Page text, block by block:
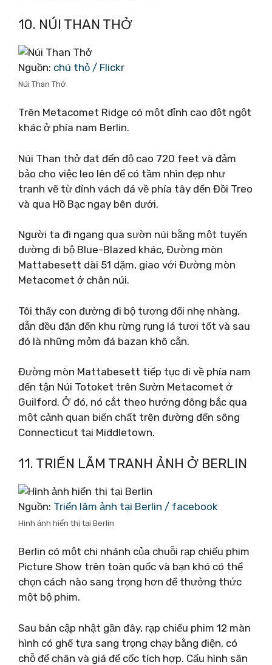
10. NÚI THAN THỞ
Nguồn: chú thỏ / Flickr
Núi Than Thở
Trên Metacomet Ridge có một đỉnh cao đột ngột
khác ở phía nam Berlin.
Núi Than thở đạt đến độ cao 720 feet và đảm
bảo cho việc leo lên để có tầm nhìn đẹp như
tranh vẽ từ đỉnh vách đá về phía tây đến Đồi Treo
và qua Hồ Bạc ngay bên dưới.
Người ta đi ngang qua sườn núi bằng một tuyến
đường đi bộ Blue-Blazed khác, Đường mòn
Mattabesett dài 51 dặm, giao với Đường mòn
Metacomet ở chân núi.
Tôi thấy con đường đi bộ tương đối nhẹ nhàng,
dẫn đều đặn đến khu rừng rụng lá tươi tốt và sau
đó là những mỏm đá bazan khô cằn.
Đường mòn Mattabesett tiếp tục đi về phía nam
đến tận Núi Totoket trên Sườn Metacomet ở
Guilford. Ở đó, nó cắt theo hướng đông bắc qua
một cảnh quan biến chất trên đường đến sông
Connecticut tại Middletown.
11. TRIỂN LÃM TRANH ẢNH Ở BERLIN
Nguồn: Triển lãm ảnh tại Berlin / facebook
Hình ảnh hiển thị tại Berlin
Berlin có một chi nhánh của chuỗi rạp chiếu phim
Picture Show trên toàn quốc và bạn khó có thể
chọn cách nào sang trọng hơn để thưởng thức
một bộ phim.
Sau bản cập nhật gần đây, rạp chiếu phim 12 màn
hình có ghế tựa sang trọng chạy bằng điện, có
chỗ để chân và giá để cốc tích hợp. Cấu hình sân